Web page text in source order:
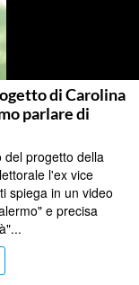
di Carolina
parlare di
del progetto della
l'ex vice
spiega in un video
e precisa